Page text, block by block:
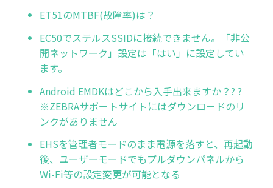
ET51のMTBF(故障率)は？
EC50でステルスSSIDに接続できません。「非公
開ネットワーク」設定は「はい」に設定してい
ます。
Android EMDKはどこから入手出来ますか？? ?
※ZEBRAサポートサイトにはダウンロードのリ
ンクがありません
EHSを管理者モードのまま電源を落すと、再起動
後、ユーザーモードでもプルダウンパネルから
Wi-Fi等の設定変更が可能となる